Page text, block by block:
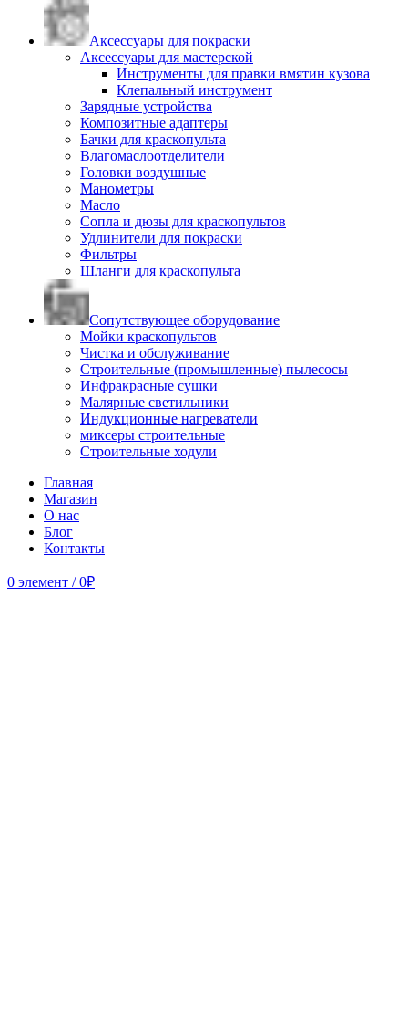
Аксессуары для покраски
Аксессуары для мастерской
Инструменты для правки вмятин кузова
Клепальный инструмент
Зарядные устройства
Композитные адаптеры
Бачки для краскопульта
Влагомаслоотделители
Головки воздушные
Манометры
Масло
Сопла и дюзы для краскопультов
Удлинители для покраски
Фильтры
Шланги для краскопульта
Сопутствующее оборудование
Мойки краскопультов
Чистка и обслуживание
Строительные (промышленные) пылесосы
Инфракрасные сушки
Малярные светильники
Индукционные нагреватели
миксеры строительные
Строительные ходули
Главная
Магазин
О нас
Блог
Контакты
0 элемент / 0₽